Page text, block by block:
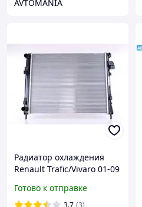
AVTOMANIA
Радиатор охлаждения
Renault Trafic/Vivaro 01-09
Готово к отправке
3.7 (3)